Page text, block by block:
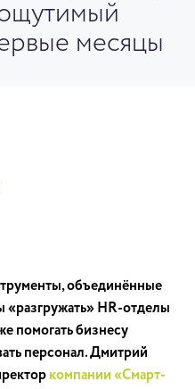
месяцы
объединённые
«разгружать» HR-отделы
помогать бизнесу
персонал. Дмитрий
компании «Смарт-